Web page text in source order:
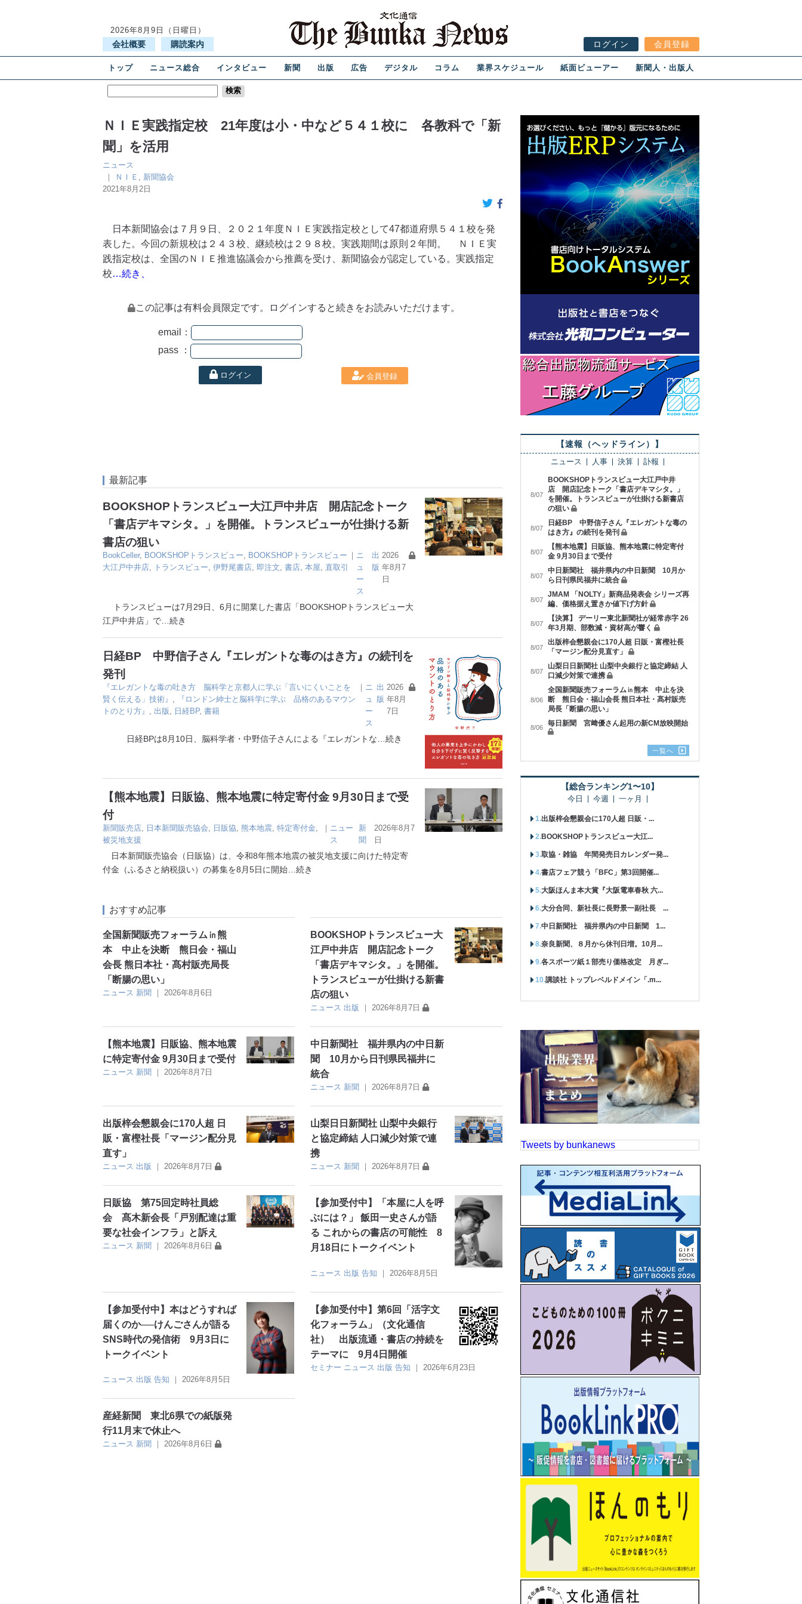
2026年8月9日（日曜日）
会社概要 購読案内 ログイン 会員登録
トップ ニュース総合 インタビュー 新聞 出版 広告 デジタル コラム 業界スケジュール 紙面ビューアー 新聞人・出版人
ＮＩＥ実践指定校 21年度は小・中など５４１校に 各教科で「新
聞」を活用
ニュース
｜
ＮＩＥ , 新聞協会
2021年8月2日
日本新聞協会は７月９日、２０２１年度ＮＩＥ実践指定校として47都道府県５４１校を発
表した。今回の新規校は２４３校、継続校は２９８校。実践期間は原則２年間。 ＮＩＥ実
践指定校は、全国のＮＩＥ推進協議会から推薦を受け、新聞協会が認定している。実践指定
校…続き、
この記事は有料会員限定です。ログインすると続きをお読みいただけます。
email：
pass ：
ログイン 会員登録
最新記事
BOOKSHOPトランスビュー大江戸中井店 開店記念トーク
「書店デキマシタ。」を開催。トランスビューが仕掛ける新
書店の狙い
BookCeller, BOOKSHOPトランスビュー
BOOKSHOPトランスビュー
大江戸中井店
トランスビュー 伊野尾書店 即注文 書店 本屋 直取引
｜ ニ
ュ
ー
ス
出
版
2026
年8月7
日
トランスビューは7月29日、6月に開業した書店「BOOKSHOPトランスビュー大
江戸中井店」で …続き
日経BP 中野信子さん『エレガントな毒のはき方』の続刊を
発刊
『エレガントな毒の吐き方 脳科学と京都人に学ぶ「言いにくいことを
賢く伝える」技術』
『ロンドン紳士と脳科学に学ぶ 品格のあるマウン
トのとり方』
出版 日経BP, 書籍
｜ ニ
ュ
ー
ス
出
版
2026
年8月
7日
日経BPは8月10日、脳科学者・中野信子さんによる『エレガントな …続き
【熊本地震】日販協、熊本地震に特定寄付金 9月30日まで受
付
新聞販売店, 日本新聞販売協会, 日販協, 熊本地震, 特定寄付金,
被災地支援
｜ ニュー
ス
新
聞
2026年8月7
日
日本新聞販売協会（日販協）は、令和8年熊本地震の被災地支援に向けた特定寄
付金（ふるさと納税扱い）の募集を8月5日に開始 …続き
おすすめ記事
全国新聞販売フォーラム㏌熊
本 中止を決断 熊日会・福山
会長 熊日本社・髙村販売局長
「断腸の思い」
ニュース 新聞 ｜ 2026年8月6日
BOOKSHOPトランスビュー大
江戸中井店 開店記念トーク
「書店デキマシタ。」を開催。
トランスビューが仕掛ける新書
店の狙い
ニュース 出版 ｜2026年8月7日
【熊本地震】日販協、熊本地震
に特定寄付金 9月30日まで受付
ニュース 新聞 ｜ 2026年8月7日
中日新聞社 福井県内の中日新
聞 10月から日刊県民福井に
統合
ニュース 新聞 ｜2026年8月7日
出版梓会懇親会に170人超 日
販・富樫社長「マージン配分見
直す」
ニュース 出版 ｜ 2026年8月7日
山梨日日新聞社 山梨中央銀行
と協定締結 人口減少対策で連
携
ニュース 新聞 ｜2026年8月7日
日販協 第75回定時社員総
会 髙木新会長「戸別配達は重
要な社会インフラ」と訴え
ニュース 新聞 ｜ 2026年8月6日
【参加受付中】「本屋に人を呼
ぶには？」 飯田一史さんが語
る これからの書店の可能性 8
月18日にトークイベント
ニュース 出版 告知 ｜ 2026年8月5日
【参加受付中】本はどうすれば
届くのか──けんごさんが語る
SNS時代の発信術 9月3日に
トークイベント
ニュース 出版 告知 ｜ 2026年8月5日
【参加受付中】第6回「活字文
化フォーラム」（文化通信
社） 出版流通・書店の持続を
テーマに 9月4日開催
セミナー ニュース 出版 告知 ｜ 2026年6月23日
産経新聞 東北6県での紙版発
行11月末で休止へ
ニュース 新聞 ｜ 2026年8月6日
【速報（ヘッドライン）】
ニュース 人事 決算 訃報
8/07
BOOKSHOPトランスビュー大江戸中井
店 開店記念トーク「書店デキマシタ。」
を開催。トランスビューが仕掛ける新書店
の狙い
8/07
日経BP 中野信子さん『エレガントな毒の
はき方』の続刊を発刊
8/07
【熊本地震】日販協、熊本地震に特定寄付
金 9月30日まで受付
8/07
中日新聞社 福井県内の中日新聞 10月か
ら日刊県民福井に統合
8/07
JMAM 「NOLTY」新商品発表会 シリーズ再
編、価格据え置きか値下げ方針
8/07
【決算】 デーリー東北新聞社が経常赤字 26
年3月期、部数減・資材高が響く
8/07
出版梓会懇親会に170人超 日販・富樫社長
「マージン配分見直す」
8/07
山梨日日新聞社 山梨中央銀行と協定締結 人
口減少対策で連携
8/06
全国新聞販売フォーラム㏌熊本 中止を決
断 熊日会・福山会長 熊日本社・髙村販売
局長「断腸の思い」
8/06 毎日新聞 宮﨑優さん起用の新CM放映開始
一覧へ
【総合ランキング1〜10】
今日 今週 一ヶ月
出版梓会懇親会に170人超 日販・...
BOOKSHOPトランスビュー大江...
取協・雑協 年間発売日カレンダー発...
書店フェア競う「BFC」第3回開催...
大阪ほんま本大賞『大阪電車春秋 六...
大分合同、新社長に長野景一副社長 ...
中日新聞社 福井県内の中日新聞 1...
奈良新聞、８月から休刊日増。10月...
各スポーツ紙１部売り価格改定 月ぎ...
講談社 トップレベルドメイン「.m...
Tweets by bunkanews